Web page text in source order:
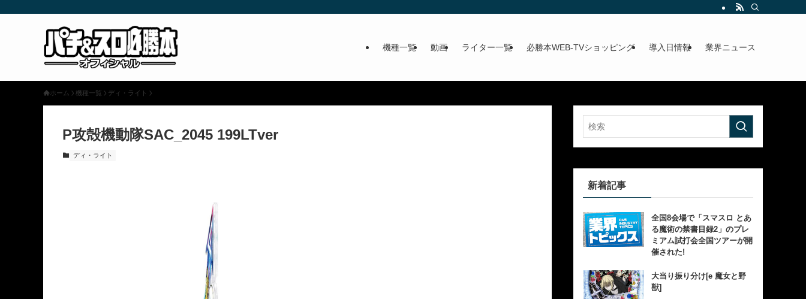
機種一覧 動画 ライター一覧 必勝本WEB-TVショッピング 導入日情報 業界ニュース
ホーム 機種一覧 ディ・ライト
P攻殻機動隊SAC_2045 199LTver
ディ・ライト
新着記事
全国8会場で「スマスロ とあ
る魔術の禁書目録2」のプレ
ミアム試打会全国ツアーが開
催された!
大当り振り分け[e 魔女と野
獣]